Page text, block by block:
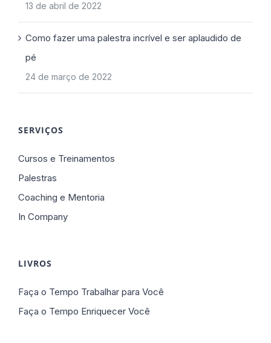
13 de abril de 2022
Como fazer uma palestra incrível e ser aplaudido de
pé
24 de março de 2022
SERVIÇOS
Cursos e Treinamentos
Palestras
Coaching e Mentoria
In Company
LIVROS
Faça o Tempo Trabalhar para Você
Faça o Tempo Enriquecer Você